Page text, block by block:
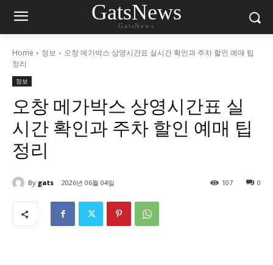
GatsNews
GatsNews
Home 정보
오창 메가박스 상영시간표 실시간 확인과 주차 할인 예매 팁
정리
정보
오창 메가박스 상영시간표 실
시간 확인과 주차 할인 예매 팁
정리
By gats 2026년 06월 04일 0
107